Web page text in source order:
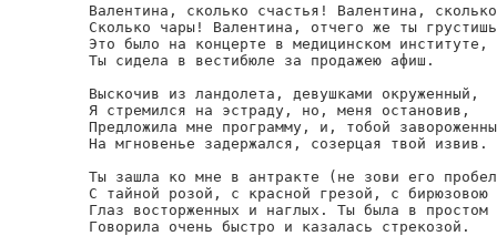
Валентина, сколько счастья! Валентина,
Сколько чары! Валентина, отчего же ты
Это было на концерте в медицинском институте,
Ты сидела в вестибюле за продажею афиш.
Выскочив из ландолета, девушками окруженный,
Я стремился на эстраду, но, меня остановив,
Предложила мне программу, и, тобой
На мгновенье задержался, созерцая твой извив.
Ты зашла ко мне в антракте (не зови его
С тайной розой, с красной грезой, с бирюзовою
Глаз восторженных и наглых. Ты была в
Говорила очень быстро и казалась стрекозой.